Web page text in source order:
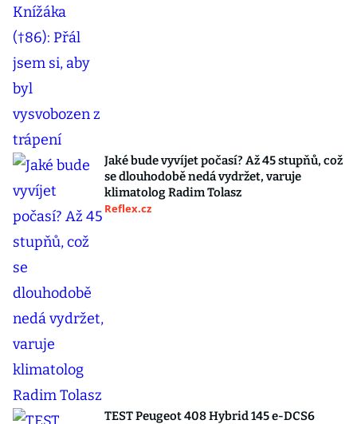
Jaké bude vyvíjet počasí? Až 45 stupňů, což
se dlouhodobě nedá vydržet, varuje
klimatolog Radim Tolasz
Reflex.cz
TEST Peugeot 408 Hybrid 145 e-DCS6